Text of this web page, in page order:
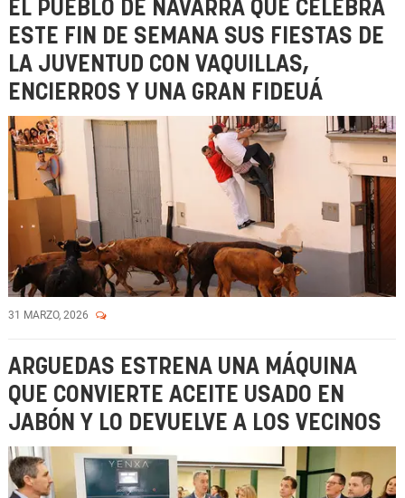
EL PUEBLO DE NAVARRA QUE CELEBRA
ESTE FIN DE SEMANA SUS FIESTAS DE
LA JUVENTUD CON VAQUILLAS,
ENCIERROS Y UNA GRAN FIDEUÁ
31 MARZO, 2026
ARGUEDAS ESTRENA UNA MÁQUINA
QUE CONVIERTE ACEITE USADO EN
JABÓN Y LO DEVUELVE A LOS VECINOS